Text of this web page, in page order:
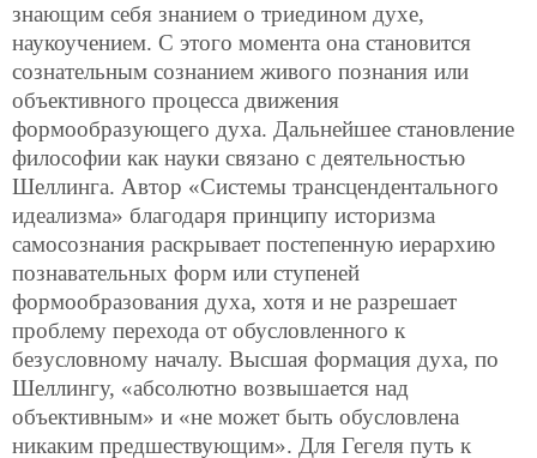
знающим себя знанием о триедином духе,
наукоучением. С этого момента она становится
сознательным сознанием живого познания или
объективного процесса движения
формообразующего духа. Дальнейшее становление
философии как науки связано с деятельностью
Шеллинга. Автор «Системы трансцендентального
идеализма» благодаря принципу историзма
самосознания раскрывает постепенную иерархию
познавательных форм или ступеней
формообразования духа, хотя и не разрешает
проблему перехода от обусловленного к
безусловному началу. Высшая формация духа, по
Шеллингу, «абсолютно возвышается над
объективным» и «не может быть обусловлена
никаким предшествующим». Для Гегеля путь к